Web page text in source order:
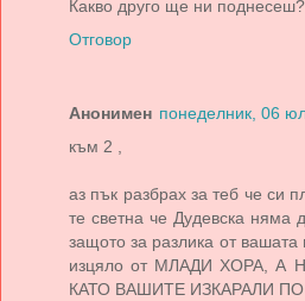
Какво друго ще ни поднесеш?
Отговор
Анонимен понеделник, 06
към 2 ,
аз пък разбрах за теб че си
те светна че Дудевска няма
защото за разлика от
изцяло от МЛАДИ ХОРА,
КАТО ВАШИТЕ ИЗКАРАЛИ